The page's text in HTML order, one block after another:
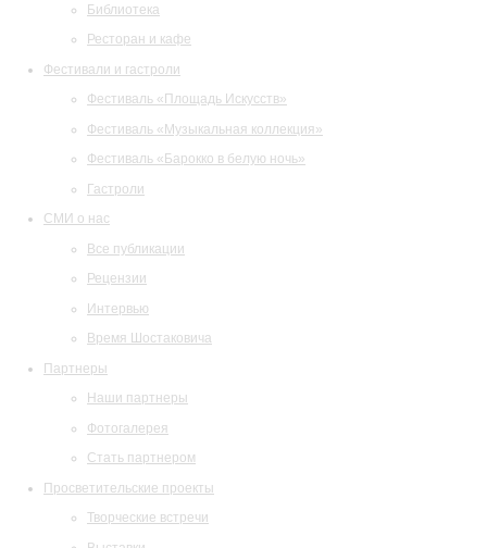
Библиотека
Ресторан и кафе
Фестивали и гастроли
Фестиваль «Площадь Искусств»
Фестиваль «Музыкальная коллекция»
Фестиваль «Барокко в белую ночь»
Гастроли
СМИ о нас
Все публикации
Рецензии
Интервью
Время Шостаковича
Партнеры
Наши партнеры
Фотогалерея
Стать партнером
Просветительские проекты
Творческие встречи